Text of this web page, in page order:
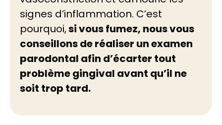
signes d’inflammation. C’est
pourquoi,si vous fumez, nous vous
conseillons de réaliser un examen
parodontal afin d’écarter tout
problème gingival avant qu’il ne
soit trop tard.